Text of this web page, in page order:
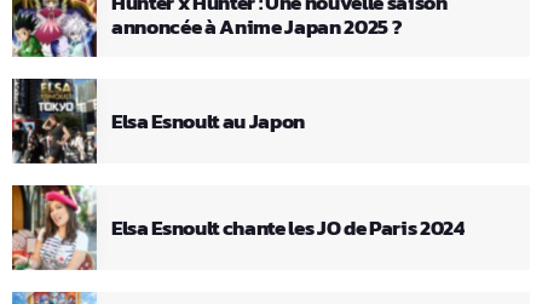
annoncée à Anime Japan 2025 ?
Elsa Esnoult au Japon
Elsa Esnoult chante les JO de Paris 2024